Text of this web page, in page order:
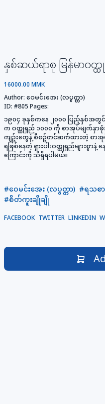
နှစ်ဆယ်ရာစု မြန်မာဝတ္
16000.00 MMK
Author: ဝေမင်း​အေး (လပွတ္တာ)
ID: #805 Pages:
၁၉၀၄ ခုနှစ်က​နေ ၂၀၀၀ ပြည့်နှစ်အ
က ဝတ္ထုရှည် ၁၀၀၀ ကို စာအုပ်မျက်နှာဖုံ
ကျဥ်း​တွေနဲ့ စီစဥ်တင်ဆက်ထားတဲ့ စာ
ရဖြစ်​နေတဲ့ ရှားပါးဝတ္ထုရှည်များစွ
ကြောင်းကို သိရှိရပါမယ်။
#ဝေမင်း​အေး (လပွတ္တာ) #ရသစ
#စိတ်ကူးချိုချို
FACEBOOK TWITTER LINKEDIN